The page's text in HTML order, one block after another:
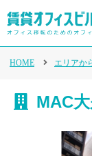
HOME エリアか
MAC